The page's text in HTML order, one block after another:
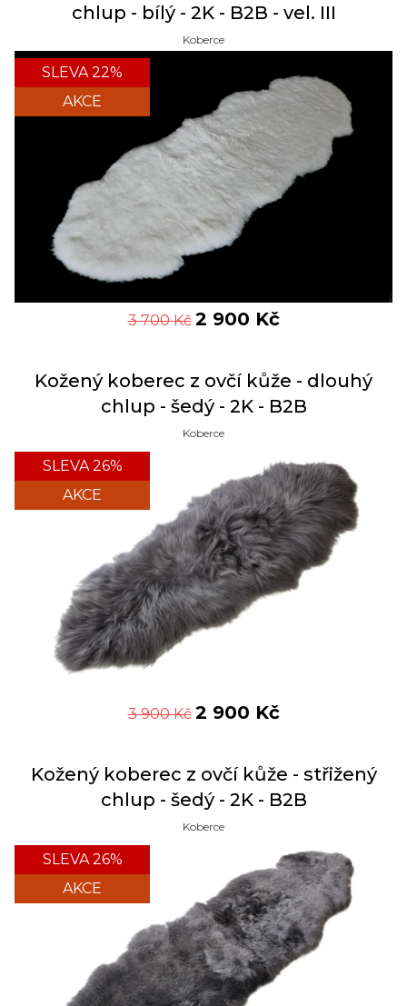
chlup - bílý - 2K - B2B - vel. III
Koberce
SLEVA 22%
AKCE
3 700Kč 2 900 Kč
Kožený koberec z ovčí kůže - dlouhý
chlup - šedý - 2K - B2B
Koberce
SLEVA 26%
AKCE
3 900Kč 2 900 Kč
Kožený koberec z ovčí kůže - střižený
chlup - šedý - 2K - B2B
Koberce
SLEVA 26%
AKCE